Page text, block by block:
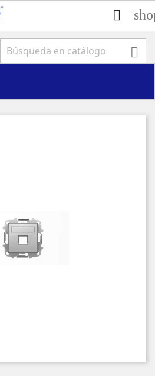

